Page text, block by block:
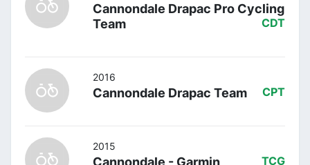
Cannondale Drapac Pro Cycling
Team
CDT
2016
Cannondale Drapac Team CPT
2015
Cannondale - Garmin TCG